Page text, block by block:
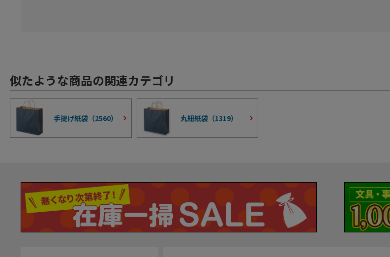
似たような商品の関連カテゴリ
手提げ紙袋（2560） 丸紐紙袋（1319）